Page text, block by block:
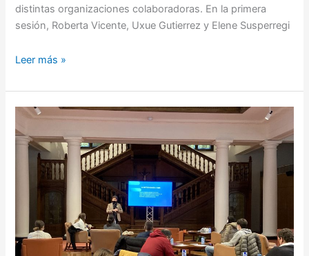
distintas organizaciones colaboradoras. En la primera
sesión, Roberta Vicente, Uxue Gutierrez y Elene Susperregi
Leer más »
DIARIOS
MEDEA
2021:
Comienza